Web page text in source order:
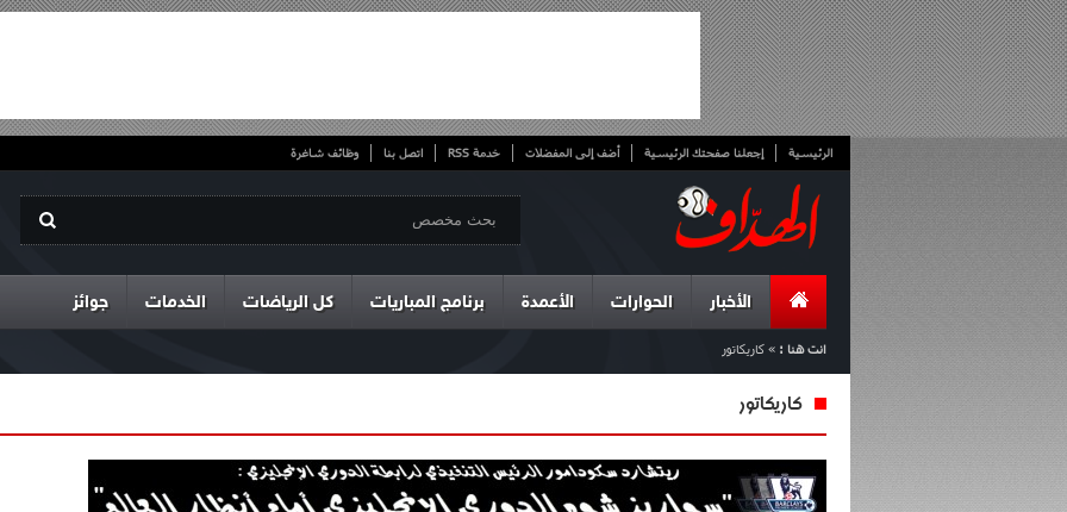
الرئيسية إجعلنا صفحتك الرئيسية أضف إلى المفضلات خدمة RSS اتصل بنا وظائف شاغرة
الأخبار الحوارات الأعمدة برنامج المباريات كل الرياضات الخدمات جوائز
انت هنا : » كاريكاتور
كاريكاتور